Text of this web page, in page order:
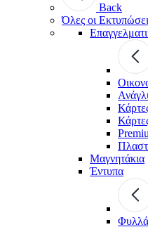
Back
Όλες οι
Μαγνητάκια
Έντυπα